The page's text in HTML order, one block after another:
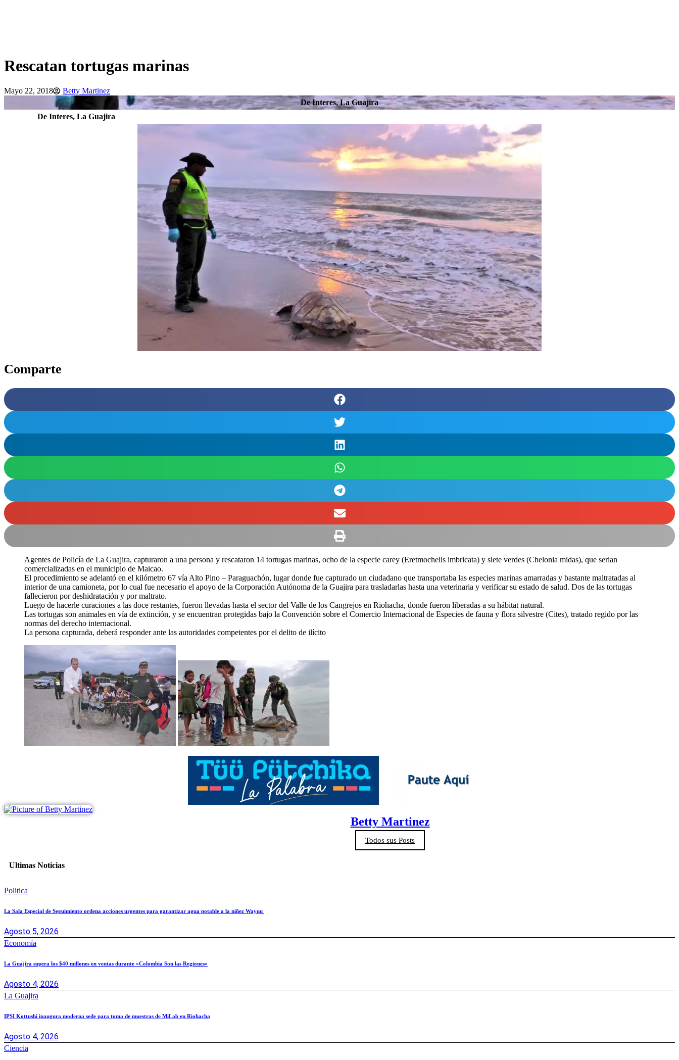
Rescatan tortugas marinas
Mayo 22, 2018
Betty Martinez
De Interes,La Guajira
De Interes, La Guajira
Comparte
Agentes de Policía de La Guajira, capturaron a una persona y rescataron 14 tortugas marinas, ocho de la especie carey (Eretmochelis imbricata) y siete verdes (Chelonia midas), que serian
comercializadas en el municipio de Maicao.
El procedimiento se adelantó en el kilómetro 67 vía Alto Pino – Paraguachón, lugar donde fue capturado un ciudadano que transportaba las especies marinas amarradas y bastante maltratadas al
interior de una camioneta, por lo cual fue necesario el apoyo de la Corporación Autónoma de la Guajira para trasladarlas hasta una veterinaria y verificar su estado de salud. Dos de las tortugas
fallecieron por deshidratación y por maltrato.
Luego de hacerle curaciones a las doce restantes, fueron llevadas hasta el sector del Valle de los Cangrejos en Riohacha, donde fueron liberadas a su hábitat natural.
Las tortugas son animales en vía de extinción, y se encuentran protegidas bajo la Convención sobre el Comercio Internacional de Especies de fauna y flora silvestre (Cites), tratado regido por las
normas del derecho internacional.
La persona capturada, deberá responder ante las autoridades competentes por el delito de ilícito
Betty Martinez
Todos sus Posts
Ultimas Noticias
Politica
La Sala Especial de Seguimiento ordena acciones urgentes para garantizar agua potable a la niñez Wayuu
Agosto 5, 2026
Economía
La Guajira supera los $40 millones en ventas durante «Colombia Son las Regiones»
Agosto 4, 2026
La Guajira
IPSI Kottushi inaugura moderna sede para toma de muestras de MiLab en Riohacha
Agosto 4, 2026
Ciencia